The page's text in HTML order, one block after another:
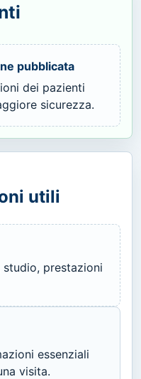
pubblicata
dei pazienti
sicurezza.
utili
prestazioni
essenziali
visita.